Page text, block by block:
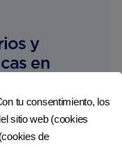
y
en
de pan
tu consentimiento, los
sitio web (cookies
de